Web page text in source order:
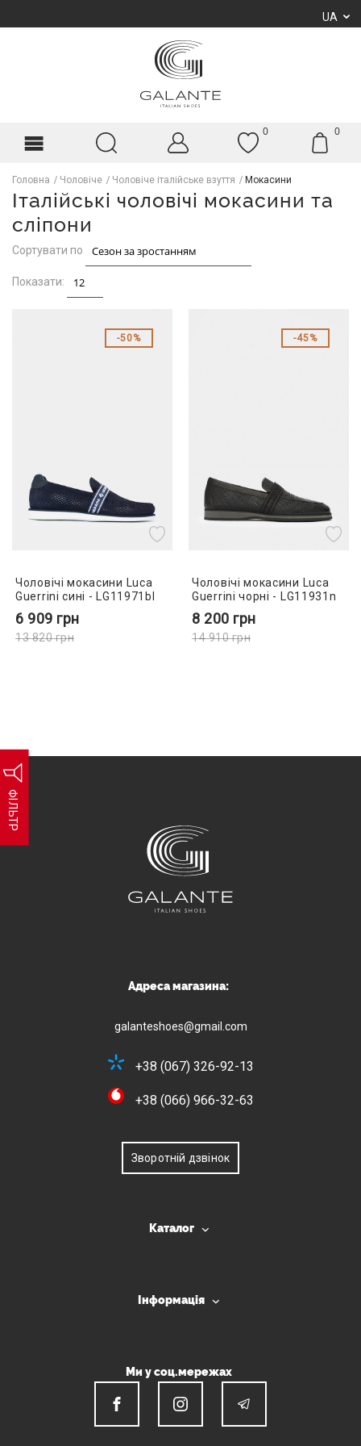
UA
0 0
Головна Чоловіче Чоловіче італійське взуття Мокасини
Італійські чоловічі мокасини та
сліпони
ФІЛЬТР
Сортувати по
Показати:
50%
Чоловічі мокасини Luca
Guerrini сині - LG11971bl
6 909 грн
13 820грн
45%
Чоловічі мокасини Luca
Guerrini чорні - LG11931n
8 200 грн
14 910грн
Адреса магазина:
galanteshoes@gmail.com
+38 (067) 326-92-13
+38 (066) 966-32-63
Зворотній дзвінок
Каталог
Інформація
Ми у соц.мережах